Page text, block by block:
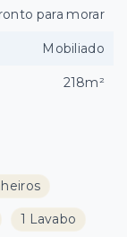
1 Lavabo
para morar
Mobiliado
218m²